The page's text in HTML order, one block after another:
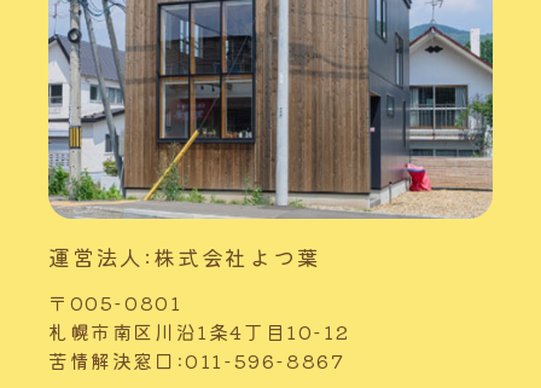
運営法人:株式会社よつ葉
〒005-0801
札幌市南区川沿1条4丁目10-12
苦情解決窓口:011-596-8867